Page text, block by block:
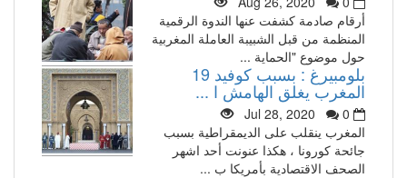
أرقام صادمة كشفت عنها الندوة الرقمية
المنظمة من قبل الشبيبة العاملة المغربية
حول موضوع "الحماية ...
بلومبيرغ : بسبب كوفيد 19
المغرب يغلق الهامش ا ...
Jul 28, 2020
0
المغرب ينقلب على الديمقراطية بسبب
جائحة كورونا ، هكذا عنونت أحد اشهر
الصحف الاقتصادية بأمريكا ب ...